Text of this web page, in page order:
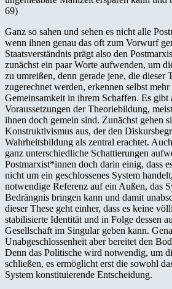
69)
Ganz so sahen und sehen es nicht alle
wenn ihnen genau das oft zum Vorwurf
Staatsverständnis prägt also den
zunächst ein paar Worte aufwenden, um
zu umreißen, denn gerade jene, die dieser
zugerechnet werden, erkennen selbst
Gemeinsamkeit in ihrem Schaffen. Es gibt
Voraussetzungen der Theoriebildung,
ihnen doch gemein sind. Zunächst gehen
Konstruktivismus aus, der den
Wahrheitsbildung als zentral erachtet.
ganz unterschiedliche Schattierungen
Postmarxist*innen doch darin einig, dass
nicht um ein geschlossenes System
notwendige Referenz auf ein Außen, das
Bedrängnis bringen kann und damit
dieser These geht einher, dass es keine
stabilisierte Identität und in Folge dessen
Gesellschaft im Singular geben kann.
Unabgeschlossenheit aber bereitet den
Denn das Politische wird notwendig, um
schließen, es ermöglicht erst die sowohl
System konstituierende Entscheidung.